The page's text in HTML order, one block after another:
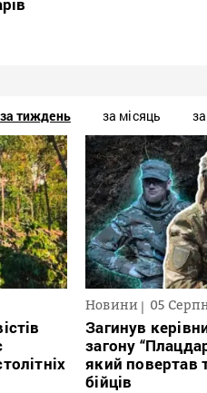
за тиждень за місяць
Новини 05
Загинув
загону
який повертав
бійців